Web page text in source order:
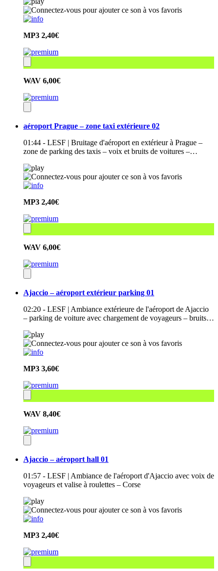
MP3 2,40€
WAV 6,00€
aéroport Prague – zone taxi extérieure 02
01:44 - LESF | Bruitage d'aéroport en extérieur à Prague –
zone de parking des taxis – voix et bruits de voitures –…
MP3 2,40€
WAV 6,00€
Ajaccio – aéroport extérieur parking 01
02:20 - LESF | Ambiance extérieure de l'aéroport de Ajaccio
– parking de voiture avec chargement de voyageurs – bruits…
MP3 3,60€
WAV 8,40€
Ajaccio – aéroport hall 01
01:57 - LESF | Ambiance de l'aéroport d'Ajaccio avec voix de
voyageurs et valise à roulettes – Corse
MP3 2,40€